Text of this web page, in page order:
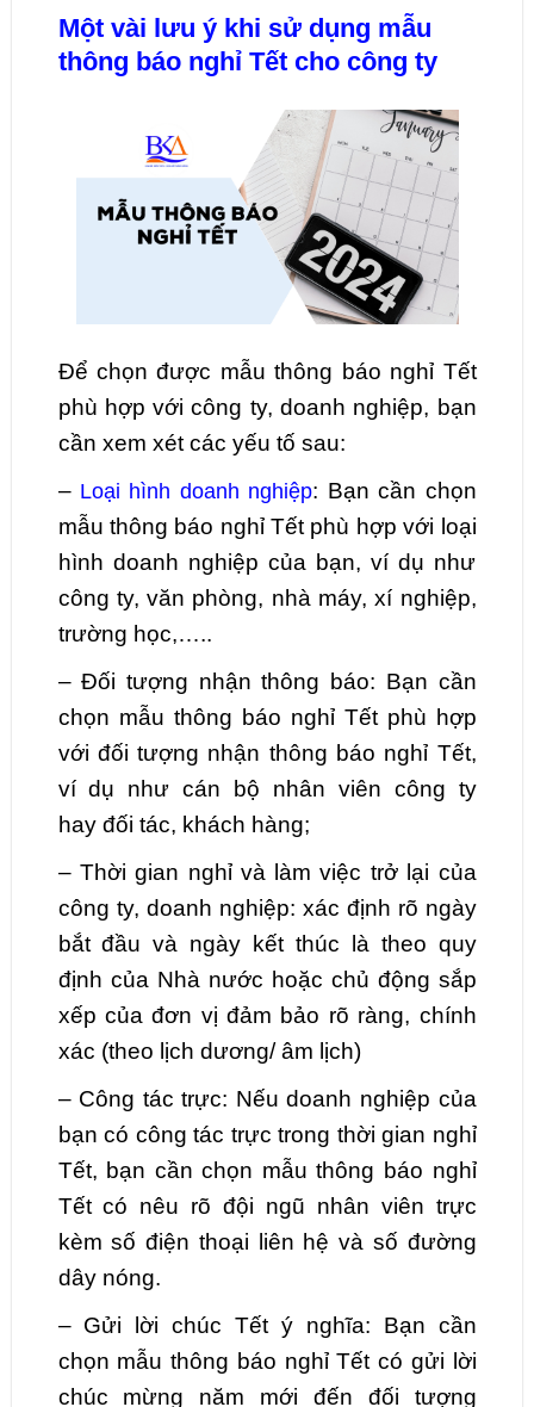
Một vài lưu ý khi sử dụng mẫu
thông báo nghỉ Tết cho công ty
Để chọn được mẫu thông báo nghỉ Tết
phù hợp với công ty, doanh nghiệp, bạn
cần xem xét các yếu tố sau:
– Loại hình doanh nghiệp: Bạn cần chọn
mẫu thông báo nghỉ Tết phù hợp với loại
hình doanh nghiệp của bạn, ví dụ như
công ty, văn phòng, nhà máy, xí nghiệp,
trường học,…..
– Đối tượng nhận thông báo: Bạn cần
chọn mẫu thông báo nghỉ Tết phù hợp
với đối tượng nhận thông báo nghỉ Tết,
ví dụ như cán bộ nhân viên công ty
hay đối tác, khách hàng;
– Thời gian nghỉ và làm việc trở lại của
công ty, doanh nghiệp: xác định rõ ngày
bắt đầu và ngày kết thúc là theo quy
định của Nhà nước hoặc chủ động sắp
xếp của đơn vị đảm bảo rõ ràng, chính
xác (theo lịch dương/ âm lịch)
– Công tác trực: Nếu doanh nghiệp của
bạn có công tác trực trong thời gian nghỉ
Tết, bạn cần chọn mẫu thông báo nghỉ
Tết có nêu rõ đội ngũ nhân viên trực
kèm số điện thoại liên hệ và số đường
dây nóng.
– Gửi lời chúc Tết ý nghĩa: Bạn cần
chọn mẫu thông báo nghỉ Tết có gửi lời
chúc mừng năm mới đến đối tượng